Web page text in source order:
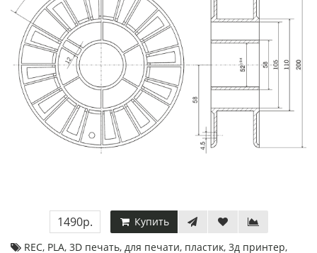
1490р.
Купить
REC, PLA, 3D печать, для печати, пластик, 3д принтер,